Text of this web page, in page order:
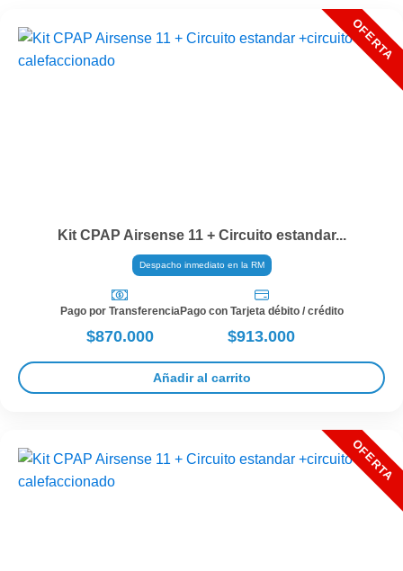
Kit CPAP Airsense 11 + Circuito estandar...
Despacho inmediato en la RM
Pago por Transferencia
$870.000
Pago con Tarjeta débito / crédito
$913.000
Añadir al carrito